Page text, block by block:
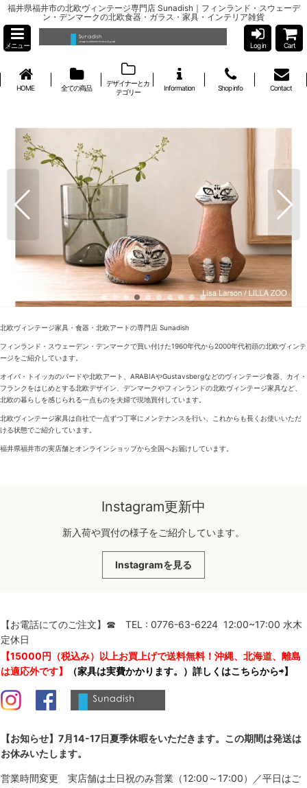
福井県福井市の北欧ヴィンテージ専門店 Sunadish｜フィンランド・スウェーデ
ン・デンマークの北欧食器・ガラス・家具・インテリア雑貨
メニュー Log in Cart
HOME 全ての商品
デザイナーとカ
テゴリー
Information Shop info Contact
北欧ヴィンテージ家具・食器・北欧アートの専門店 Sunadish
フィンランド・スウェーデン・デンマークで買い付けた1960年代から2000年代初頭の北欧ヴィンテ
ージをご紹介しています。
オイバ・トイッカのバードや北欧アート、ARABIAやGustavsbergなどのヴィンテージ食器、カイ・
フランクをはじめとする北欧デザイン、デンマークやフィンランドの北欧ヴィンテージ家具など、
北欧の暮らしを感じられる一点ものを夫婦で現地買付しています。
北欧ヴィンテージ家具は自社で一点ずつ丁寧にメンテナンスを行い、これからも長くお使いいただ
ける状態でご紹介しています。
福井県福井市の実店舗とオンラインショップから全国へお届けしています。
Instagram更新中
新入荷や買付の様子をご紹介しています。
Instagramを見る
【お電話にてのご注文】☎ TEL : 0776-63-6224 12:00~17:00 水木
定休日
【15000円（税込み）以上お買上げで送料無料！沖縄、北海道、離島
は適応外です】
（家具は実費かかります。）詳しくはこちらから⇨】
【お知らせ】7月14-17日夏季休暇をいただきます。この期間は発送は
お休みいたします。
営業時間変更 実店舗は土日祝のみ営業（12:00～17:00）／平日はご